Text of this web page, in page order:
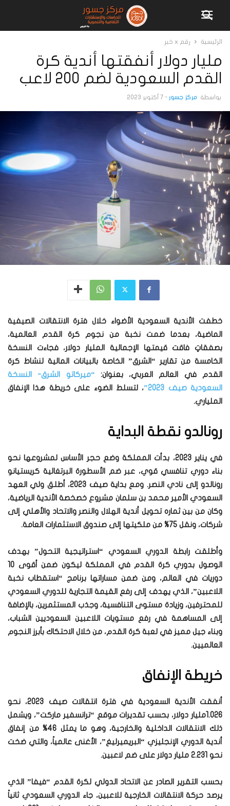
الرئيسية رقم x خبر
مليار دولار أنفقتها أندية كرة
القدم السعودية لضم 200 لاعب
بواسطة مركز جسور - 7 أكتوبر 2023
خطفت الأندية السعودية الأضواء خلال فترة الانتقالات الصيفية
الماضية، بعدما ضمت نخبة من نجوم كرة القدم العالمية،
بصفقاتٍ فاقت قيمتها الإجمالية المليار دولار، فجاءت النسخة
الخامسة من تقارير “الشرق” الخاصة بالبيانات المالية لنشاط كرة
القدم في العالم العربي، بعنوان: “ميركاتو الشرق- النسخة
السعودية صيف 2023”
، لتسلط الضوء على خريطة هذا الإنفاق
الملياري.
رونالدو نقطة البداية
في يناير 2023، بدأت المملكة وضع حجر الأساس لمشروعها نحو
بناء دوري تنافسي قوي، عبر ضم الأسطورة البرتغالية كريستيانو
رونالدو إلى نادي النصر. ومع بداية صيف 2023، أطلق ولي العهد
السعودي الأمير محمد بن سلمان مشروع خصخصة الأندية الرياضية،
وكان من بين ثماره تحويل أندية الهلال والنصر والاتحاد والأهلي إلى
شركات، ونقل 75% من ملكيتها إلى صندوق الاستثمارات العامة.
وأطلقت رابطة الدوري السعودي “استراتيجية التحول” بهدف
الوصول بدوري كرة القدم في المملكة ليكون ضمن أقوى 10
دوريات في العالم، ومن ضمن مساراتها برنامج “استقطاب نخبة
اللاعبين”، الذي يهدف إلى رفع القيمة التجارية للدوري السعودي
للمحترفين، وزيادة مستوى التنافسية، وجذب المستثمرين، بالإضافة
إلى المساهمة في رفع مستويات اللاعبين السعوديين الشباب،
وبناء جيل مميز في لعبة كرة القدم، من خلال الاحتكاك بأبرز النجوم
العالميين.
خريطة الإنفاق
أنفقت الأندية السعودية في فترة انتقالات صيف 2023، نحو
1.026مليار دولار، بحسب تقديرات موقع “ترانسفير ماركت”، ويشمل
ذلك الانتقالات الداخلية والخارجية، وهو ما يمثل 46% من إنفاق
أندية الدوري الإنجليزي “البريميرليغ”، الأغنى عالمياً، والتي ضخت
نحو 2.231 مليار دولار على ضم لاعبين.
بحسب التقرير الصادر عن الاتحاد الدولي لكرة القدم “فيفا” الذي
يرصد حركة الانتقالات الخارجية للاعبين، جاء الدوري السعودي ثانياً